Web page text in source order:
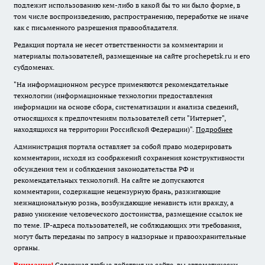
подлежит использованию кем-либо в какой бы то ни было форме, в
том числе воспроизведению, распространению, переработке не иначе
как с письменного разрешения правообладателя.
Редакция портала не несет ответственности за комментарии и
материалы пользователей, размещенные на сайте prochepetsk.ru и его
субдоменах.
"На информационном ресурсе применяются рекомендательные
технологии (информационные технологии предоставления
информации на основе сбора, систематизации и анализа сведений,
относящихся к предпочтениям пользователей сети "Интернет",
находящихся на территории Российской Федерации)". Подробнее
Администрация портала оставляет за собой право модерировать
комментарии, исходя из соображений сохранения конструктивности
обсуждения тем и соблюдения законодательства РФ и
рекомендательных технологий. На сайте не допускаются
комментарии, содержащие нецензурную брань, разжигающие
межнациональную рознь, возбуждающие ненависть или вражду, а
равно унижение человеческого достоинства, размещение ссылок не
по теме. IP-адреса пользователей, не соблюдающих эти требования,
могут быть переданы по запросу в надзорные и правоохранительные
органы.